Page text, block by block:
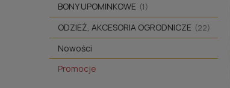
BONY UPOMINKOWE (1)
ODZIEŻ, AKCESORIA OGRODNICZE (22)
Nowości
Promocje